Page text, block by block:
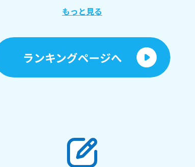
もっと見る
ランキングページへ